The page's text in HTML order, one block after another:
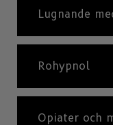
Lugnande
Rohypnol
Opiater och